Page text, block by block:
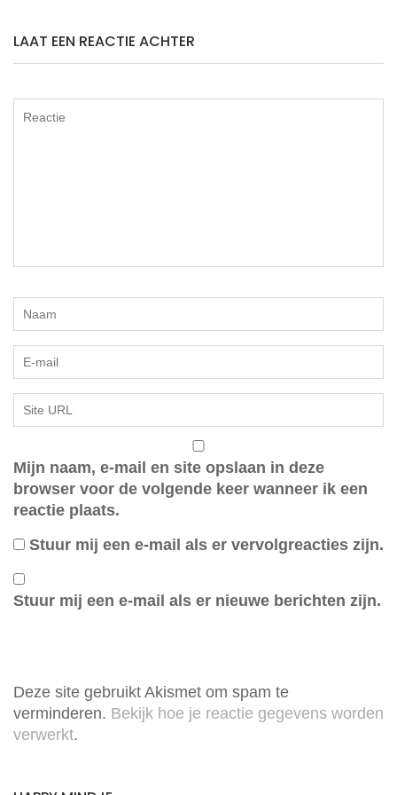
LAAT EEN REACTIE ACHTER
Mijn naam, e-mail en site opslaan in deze
browser voor de volgende keer wanneer ik een
reactie plaats.
Stuur mij een e-mail als er vervolgreacties zijn.
Stuur mij een e-mail als er nieuwe berichten zijn.
Deze site gebruikt Akismet om spam te
verminderen. Bekijk hoe je reactie gegevens worden
verwerkt.